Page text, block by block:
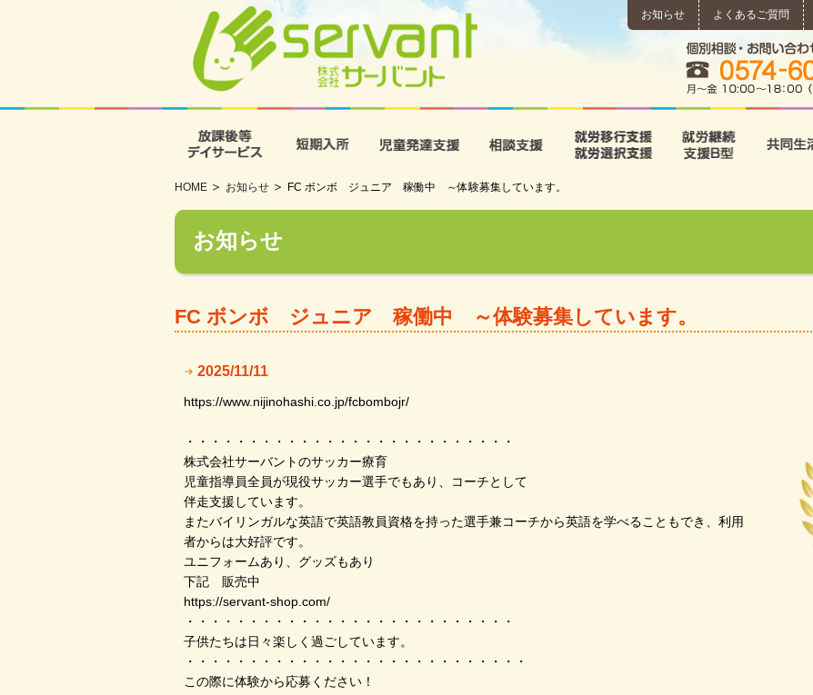
お知らせ よくあるご質問
相談支援 就労移行支援･就労選択支援
HOME お知らせ FC ボンボ ジュニア 稼働中 ～体験募集しています。
お知らせ
FC ボンボ ジュニア 稼働中 ～体験募集しています。
2025/11/11
https://www.nijinohashi.co.jp/fcbombojr/
・・・・・・・・・・・・・・・・・・・・・・・・・・
株式会社サーバントのサッカー療育
児童指導員全員が現役サッカー選手でもあり、コーチとして
伴走支援しています。
またバイリンガルな英語で英語教員資格を持った選手兼コーチから英語を学べることもでき、利用
者からは大好評です。
ユニフォームあり、グッズもあり
下記 販売中
https://servant-shop.com/
・・・・・・・・・・・・・・・・・・・・・・・・・・
子供たちは日々楽しく過ごしています。
・・・・・・・・・・・・・・・・・・・・・・・・・・・
この際に体験から応募ください！